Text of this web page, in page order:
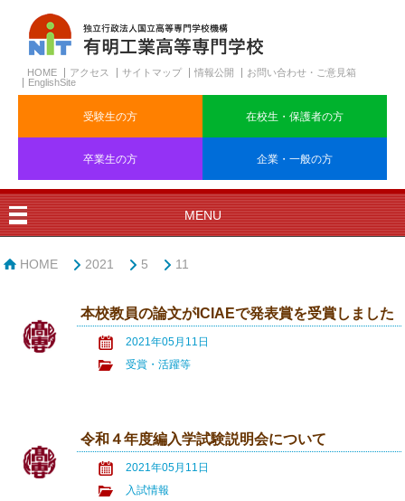
HOME アクセス サイトマップ 情報公開
お問い合わせ・ご意見箱
EnglishSite
受験生の方 在校生・保護者の方
卒業生の方 企業・一般の方
MENU
HOME 2021 5 11
本校教員の論文がICIAEで発表賞を受賞しました
2021年05月11日
受賞・活躍等
令和４年度編入学試験説明会について
2021年05月11日
入試情報